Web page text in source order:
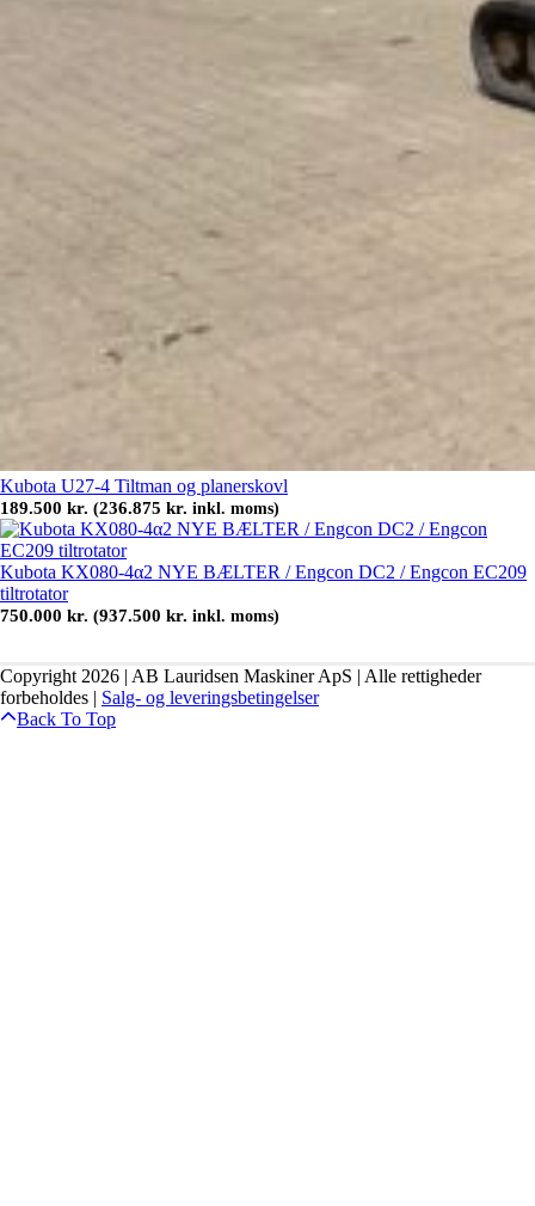
Kubota U27-4 Tiltman og planerskovl
189.500 kr. (236.875 kr. inkl. moms)
Kubota KX080-4α2 NYE BÆLTER / Engcon DC2 / Engcon EC209
tiltrotator
750.000 kr. (937.500 kr. inkl. moms)
Copyright 2026 | AB Lauridsen Maskiner ApS | Alle rettigheder
forbeholdes | Salg- og leveringsbetingelser
Back To Top